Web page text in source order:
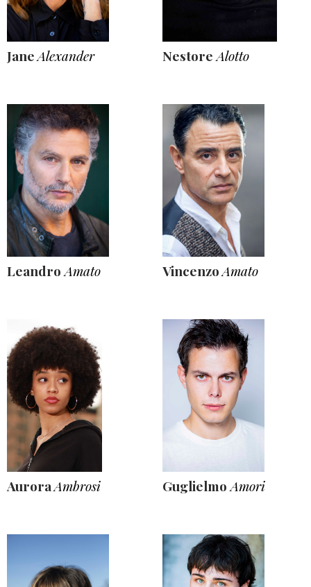
JaneAlexander NestoreAlotto
LeandroAmato VincenzoAmato
AuroraAmbrosi GuglielmoAmori